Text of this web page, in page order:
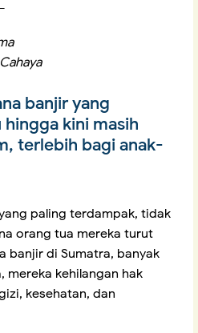
banjir yang
kini masih
terlebih bagi anak-
paling terdampak, tidak
orang tua mereka turut
banjir di Sumatra, banyak
mereka kehilangan hak
kesehatan, dan